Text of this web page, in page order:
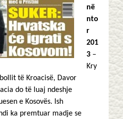
në
nto
r
201
3 –
Kry
të Kroacisë, Davor
do të luaj ndeshje
e Kosovës. Ish
ka premtuar madje se